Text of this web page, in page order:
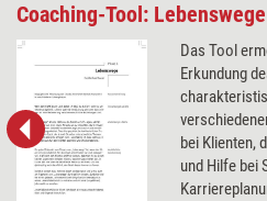
Coaching-Tool: Lebenswege
Das Tool
Erkundung
bei Klienten,
und Hilfe bei